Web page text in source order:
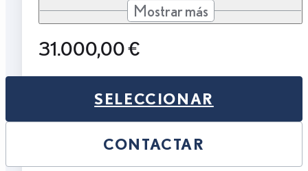
Mostrar más
31.000,00 €
SELECCIONAR
CONTACTAR